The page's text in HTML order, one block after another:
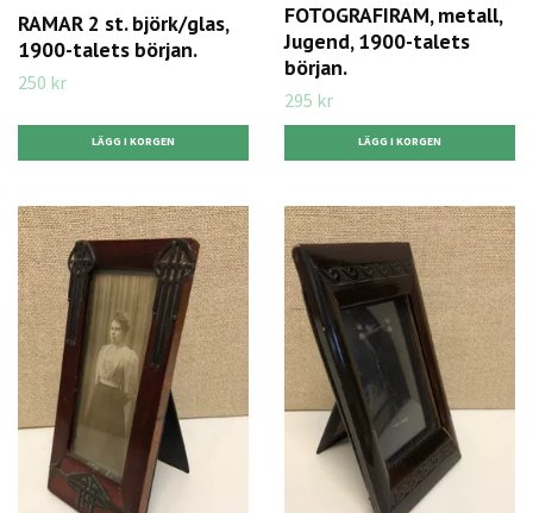
RAMAR 2 st. björk/glas,
1900-talets början.
250 kr
FOTOGRAFIRAM, metall,
Jugend, 1900-talets
början.
295 kr